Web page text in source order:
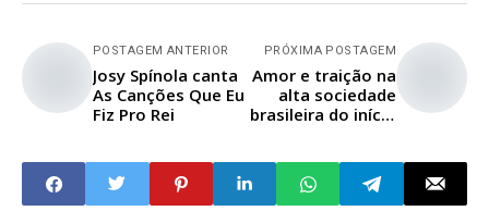
POSTAGEM ANTERIOR
Josy Spínola canta
As Canções Que Eu
Fiz Pro Rei
PRÓXIMA POSTAGEM
Amor e traição na
alta sociedade
brasileira do início